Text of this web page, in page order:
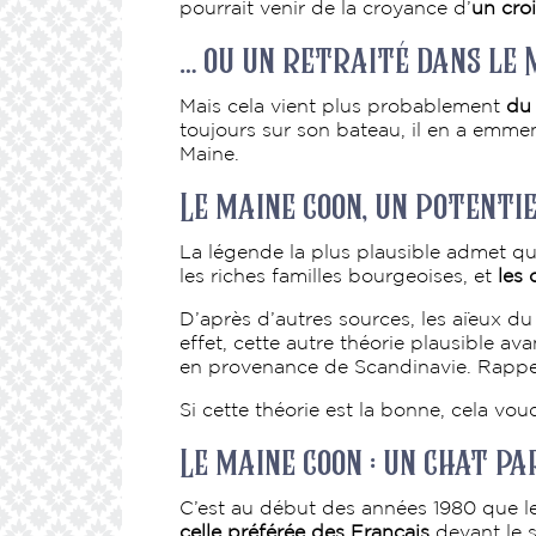
pourrait venir de la croyance d’un
… ou un retraité dans le
Mais cela vient plus probablement du
toujours sur son bateau, il en a
Maine.
Le maine coon, un
La légende la plus plausible admet
les riches familles bourgeoises, et
les
D’après d’autres sources, les aïeux
effet, cette autre théorie plausible
en provenance de Scandinavie.
Si cette théorie est la bonne, cela
Le maine coon : un chat
C’est au début des années 1980 que